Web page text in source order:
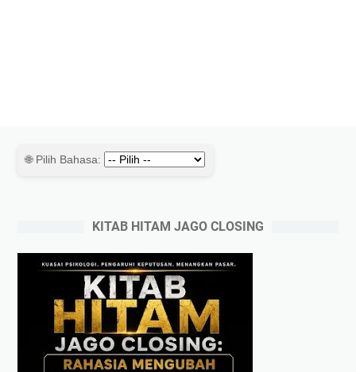
🌐 Pilih Bahasa:
KITAB HITAM JAGO CLOSING